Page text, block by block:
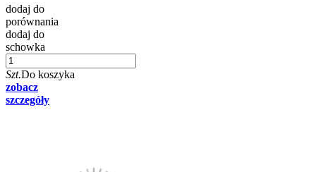
dodaj do
porównania
dodaj do
schowka
Szt.Do koszyka
zobacz
szczegóły